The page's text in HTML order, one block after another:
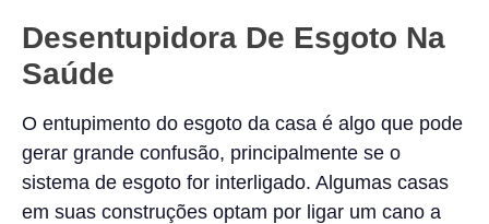
Desentupidora De Esgoto Na
Saúde
O entupimento do esgoto da casa é algo que pode
gerar grande confusão, principalmente se o
sistema de esgoto for interligado. Algumas casas
em suas construções optam por ligar um cano a